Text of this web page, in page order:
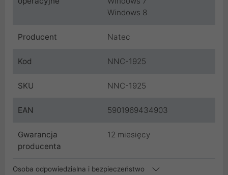
Windows 8
Producent Natec
Kod NNC-1925
SKU NNC-1925
EAN 5901969434903
Gwarancja
producenta
12 miesięcy
Osoba odpowiedzialna i bezpieczeństwo